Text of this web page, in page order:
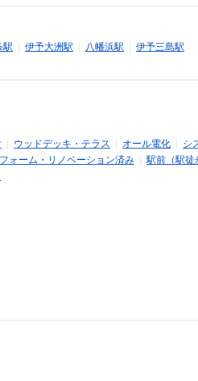
駅 伊予大洲駅 八幡浜駅 伊予三島駅
ウッドデッキ・テラス オール電化 シ
ォーム・リノベーション済み |駅前（駅徒